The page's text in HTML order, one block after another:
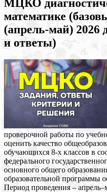
МЦКО
математике
(апрель-май) 2026
и ответы)
проверочной работы по
оценить качество
обучающихся 8-х классов в
федерального
основного общего
образовательной программы
Период проведения –